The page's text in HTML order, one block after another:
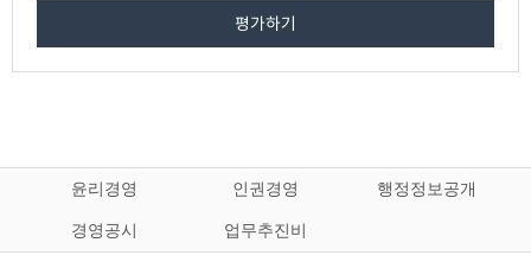
평가하기
윤리경영 인권경영 행정정보공개
경영공시 업무추진비